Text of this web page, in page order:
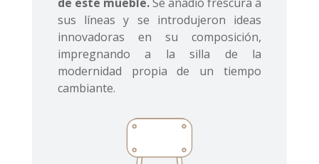
sus líneas y se introdujeron ideas
innovadoras en su composición,
impregnando a la silla de la
modernidad propia de un tiempo
cambiante.